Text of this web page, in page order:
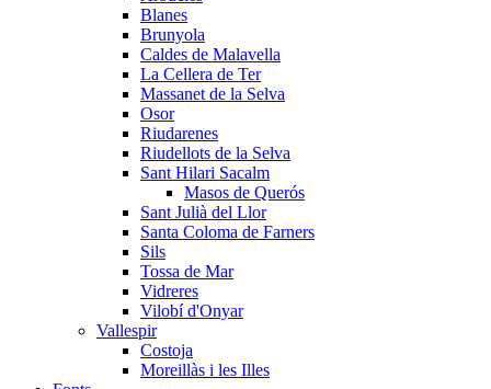
Blanes
Brunyola
Caldes de Malavella
La Cellera de Ter
Massanet de la Selva
Osor
Riudarenes
Riudellots de la Selva
Sant Hilari Sacalm
Masos de Querós
Sant Julià del Llor
Santa Coloma de Farners
Sils
Tossa de Mar
Vidreres
Vilobí d'Onyar
Vallespir
Costoja
Moreillàs i les Illes